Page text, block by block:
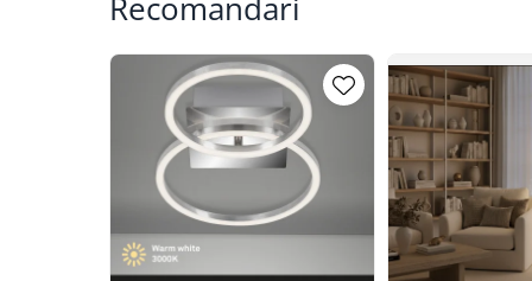
Caracteristici tehnice:
Forma: Dreptunghiulara